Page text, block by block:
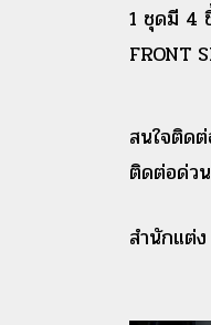
1 ชุดมี 4
FRONT
สนใจติด
ติดต่อด่ว
สำนักแต่